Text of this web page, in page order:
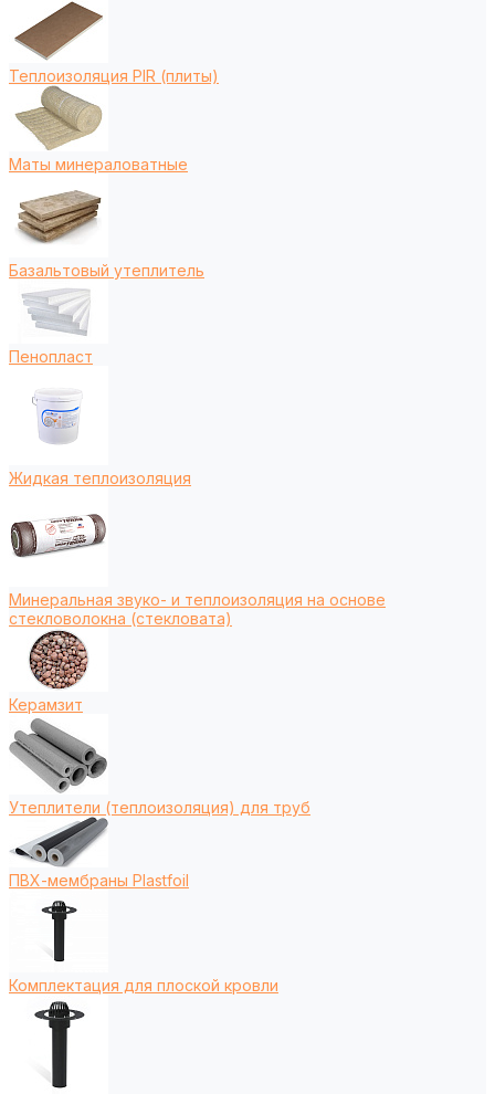
Теплоизоляция PIR (плиты)
Маты минераловатные
Базальтовый утеплитель
Пенопласт
Жидкая теплоизоляция
Минеральная звуко- и теплоизоляция на основе
стекловолокна (стекловата)
Керамзит
Утеплители (теплоизоляция) для труб
ПВХ-мембраны Plastfoil
Комплектация для плоской кровли